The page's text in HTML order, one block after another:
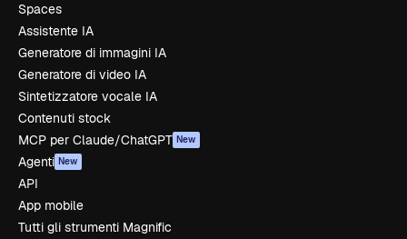
Spaces
Assistente IA
Generatore di immagini IA
Generatore di video IA
Sintetizzatore vocale IA
Contenuti stock
MCP per Claude/ChatGPT New
Agenti New
API
App mobile
Tutti gli strumenti Magnific